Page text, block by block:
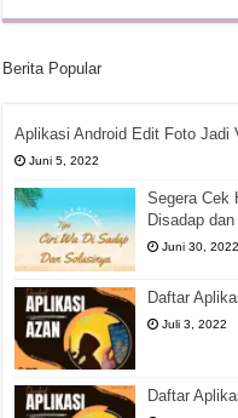
Berita Popular
Aplikasi Android Edit Foto Jadi
Juni 5, 2022
Segera Cek
Disadap
Juni 30, 2022
Daftar
Juli 3, 2022
Daftar